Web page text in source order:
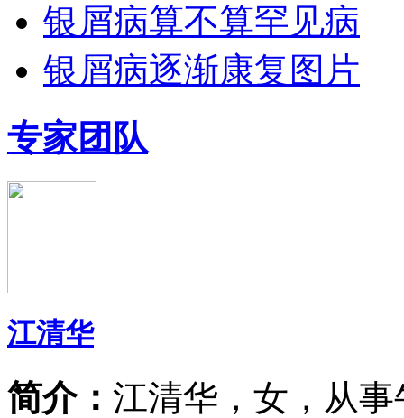
银屑病算不算罕见病
银屑病逐渐康复图片
专家团队
江清华
简介： 江清华，女，从事